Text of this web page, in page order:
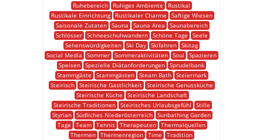
Ruhebereich
Ruhiges Ambiente
Rustikal
Rustikale Einrichtung
Rustikaler Charme
Saftige Wiesen
Saisonale Zutaten
Sauna Sauna Area
Saunabereich
Schlösser
Schneeschuhwandern Schöne Tage
Seele
Sehenswürdigkeiten Ski Day Skifahren Skitag
Social Media
Sommer Sommeraktivitäten Soul
Spazieren
Speisen Spezielle Diätanforderungen Sprudelbank
Stammgäste
Stammgästen Steam Bath
Steiermark
Steirisch
Steirische Gastlichkeit
Steirische Genussküche
Steirische Küche
Steirische Landschaft
Steirische Traditionen
Steirisches Urlaubsgefühl
Stille
Styrian Südliches Niederösterreich Sunbathing Garden
Tage
Team Tennis Therapeuten Thermalquellen
Thermen Thermenregion Time
Tradition